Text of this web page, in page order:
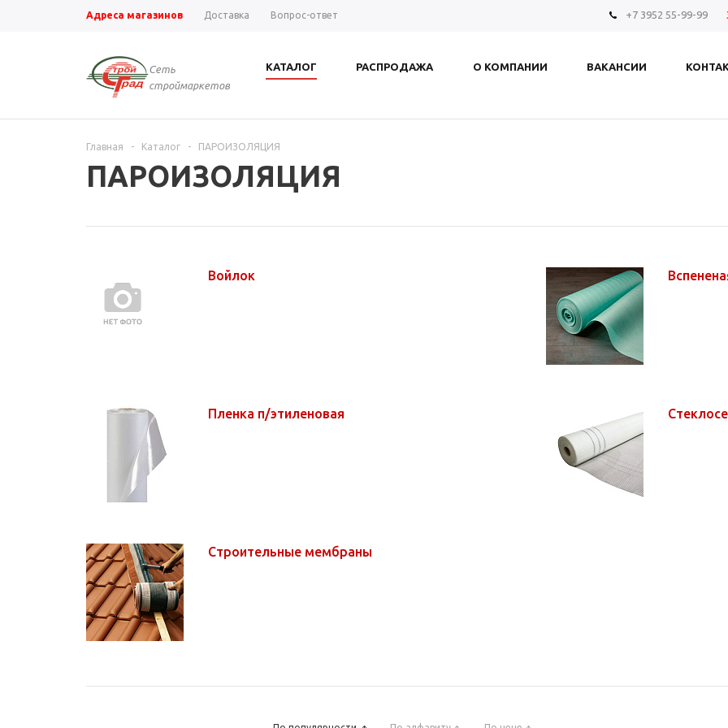
Адреса магазинов Доставка Вопрос-ответ +7 3952 55-99-99
Сеть
строймаркетов
КАТАЛОГ РАСПРОДАЖА О КОМПАНИИ ВАКАНСИИ
Главная - Каталог - ПАРОИЗОЛЯЦИЯ
ПАРОИЗОЛЯЦИЯ
Войлок
Пленка п/этиленовая
Строительные мембраны